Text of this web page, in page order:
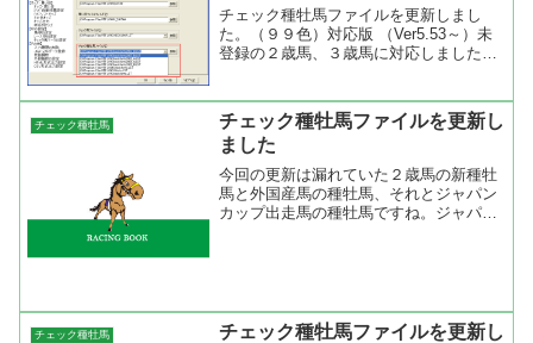
チェック種牡馬ファイルを更新しまし
た。（９９色）対応版 （Ver5.53～）未
登録の２歳馬、３歳馬に対応しました。
ク種牡馬ファイル） ・Deputy
Minister...
チェック種牡馬
チェック種牡馬ファイルを更新し
ました
今回の更新は漏れていた２歳馬の新種牡
馬と外国産馬の種牡馬、それとジャパン
カップ出走馬の種牡馬ですね。ジャパン
チェック種牡馬
チェック種牡馬ファイルを更新し